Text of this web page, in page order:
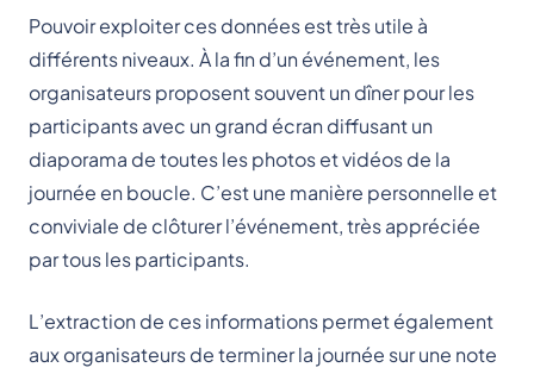
Pouvoir exploiter ces données est très utile à
différents niveaux. À la fin d’un événement, les
organisateurs proposent souvent un dîner pour les
participants avec un grand écran diffusant un
diaporama de toutes les photos et vidéos de la
journée en boucle. C’est une manière personnelle et
conviviale de clôturer l’événement, très appréciée
par tous les participants.
L’extraction de ces informations permet également
aux organisateurs de terminer la journée sur une note